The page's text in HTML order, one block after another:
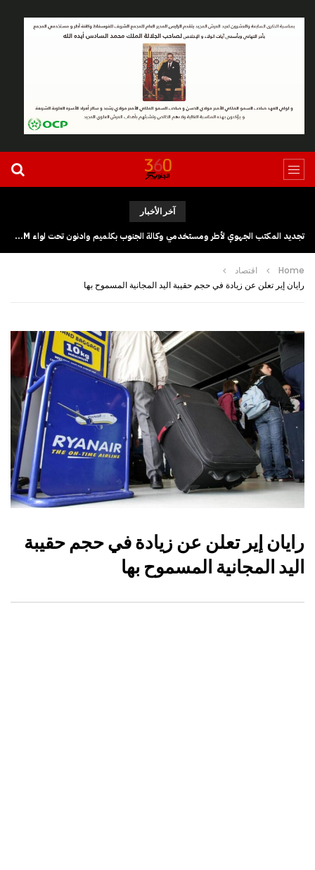
آخر الأخبار
تجديد المكتب الجهوي لأطر ومستخدمي وكالة الجنوب بكلميم وادنون تحت لواء UGTM
Home
اقتصاد
رايان إير تعلن عن زيادة في حجم حقيبة اليد المجانية المسموح بها
رايان إير تعلن عن زيادة في حجم حقيبة
اليد المجانية المسموح بها